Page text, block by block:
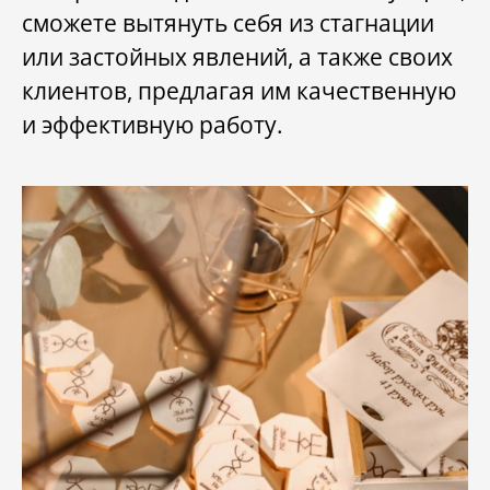
сможете вытянуть себя из стагнации
или застойных явлений, а также своих
клиентов, предлагая им качественную
и эффективную работу.